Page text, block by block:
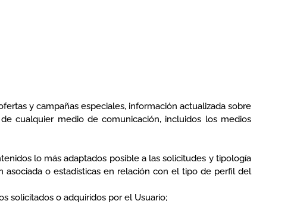
y campañas especiales, información actualizada sobre
cualquier medio de comunicación, incluidos los medios
lo más adaptados posible a las solicitudes y tipología
o estadísticas en relación con el tipo de perfil del
solicitados o adquiridos por el Usuario;